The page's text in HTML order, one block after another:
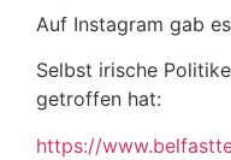
Auf Instagram gab
Selbst irische
getroffen hat:
https://